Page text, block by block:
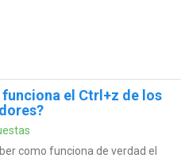
funciona el Ctrl+z de los
como funciona de verdad el